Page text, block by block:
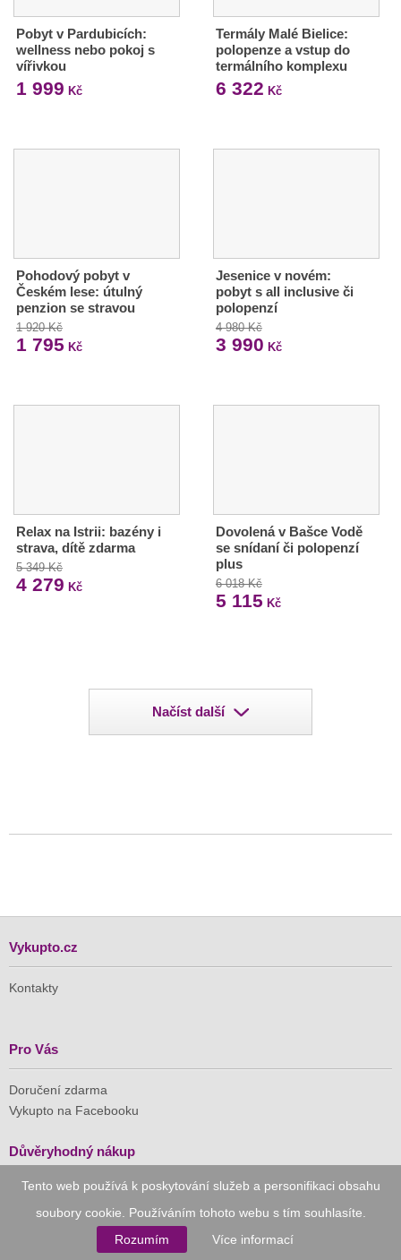
Tento web používá k poskytování služeb a personifikaci obsahu
soubory cookie. Používáním tohoto webu s tím souhlasíte.
Rozumím
Více informací
Pobyt v Pardubicích:
wellness nebo pokoj s
vířivkou
1 999 Kč
Termály Malé Bielice:
polopenze a vstup do
termálního komplexu
6 322 Kč
Pohodový pobyt v
Českém lese: útulný
penzion se stravou
1 920 Kč
1 795 Kč
Jesenice v novém:
pobyt s all inclusive či
polopenzí
4 980 Kč
3 990 Kč
Relax na Istrii: bazény i
strava, dítě zdarma
5 349 Kč
4 279 Kč
Dovolená v Bašce Vodě
se snídaní či polopenzí
plus
6 018 Kč
5 115 Kč
Načíst další
Vykupto.cz
Kontakty
Pro Vás
Doručení zdarma
Vykupto na Facebooku
Důvěryhodný nákup
Naše společnost je členem Asociace pro elektronickou
komerci (APEK)